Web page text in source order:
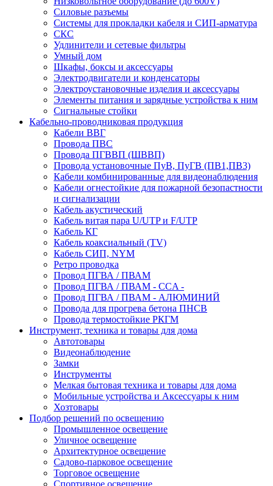
Силовые разъемы
Системы для прокладки кабеля и СИП-арматура
СКС
Удлинители и сетевые фильтры
Умный дом
Шкафы, боксы и аксессуары
Электродвигатели и конденсаторы
Электроустановочные изделия и аксессуары
Элементы питания и зарядные устройства к ним
Сигнальные стойки
Кабельно-проводниковая продукция
Кабели ВВГ
Провода ПВС
Провода ПГВВП (ШВВП)
Провода установочные ПуВ, ПуГВ (ПВ1,ПВ3)
Кабели комбинированные для видеонаблюдения
Кабели огнестойкие для пожарной безопастности
и сигнализации
Кабель акустический
Кабель витая пара U/UTP и F/UTP
Кабель КГ
Кабель коаксиальный (TV)
Кабель СИП, NYM
Ретро проводка
Провод ПГВА / ПВАМ
Провод ПГВА / ПВАМ - CCA -
Провод ПГВА / ПВАМ - АЛЮМИНИЙ
Провода для прогрева бетона ПНСВ
Провода термостойкие РКГМ
Инструмент, техника и товары для дома
Автотовары
Видеонаблюдение
Замки
Инструменты
Мелкая бытовая техника и товары для дома
Мобильные устройства и Аксессуары к ним
Хозтовары
Подбор решений по освещению
Промышленное освещение
Уличное освещение
Архитектурное освещение
Садово-парковое освещение
Торговое освещение
Спортивное освещение